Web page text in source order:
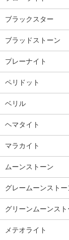
ブラックスター
ブラッドストーン
プレーナイト
ペリドット
ベリル
ヘマタイト
マラカイト
ムーンストーン
グレームーンストー
グリーンムーンスト
メテオライト